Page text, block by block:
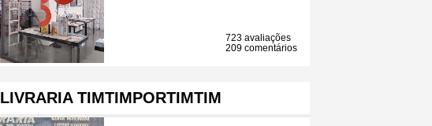
723 avaliações
209 comentários
LIVRARIA TIMTIMPORTIMTIM